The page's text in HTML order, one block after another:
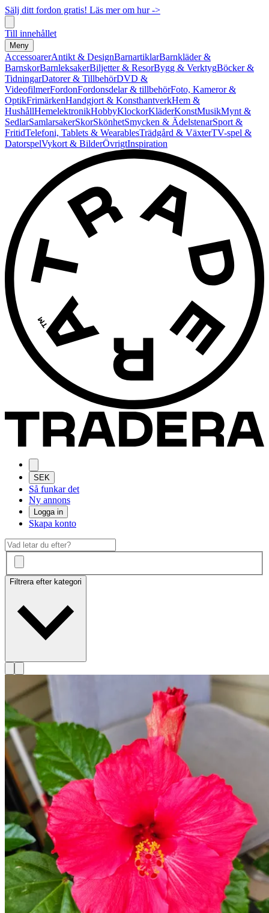
Sälj ditt fordon gratis! Läs mer om hur ->
Till innehållet
Meny
AccessoarerAntikt & DesignBarnartiklarBarnkläder &
BarnskorBarnleksakerBiljetter & ResorBygg & VerktygBöcker &
TidningarDatorer & TillbehörDVD &
VideofilmerFordonFordonsdelar & tillbehörFoto, Kameror &
OptikFrimärkenHandgjort & KonsthantverkHem &
HushållHemelektronikHobbyKlockorKläderKonstMusikMynt &
SedlarSamlarsakerSkorSkönhetSmycken & ÄdelstenarSport &
FritidTelefoni, Tablets & WearablesTrädgård & VäxterTV-spel &
DatorspelVykort & BilderÖvrigtInspiration
SEK
Så funkar det
Ny annons
Logga in
Skapa konto
Filtrera efter kategori